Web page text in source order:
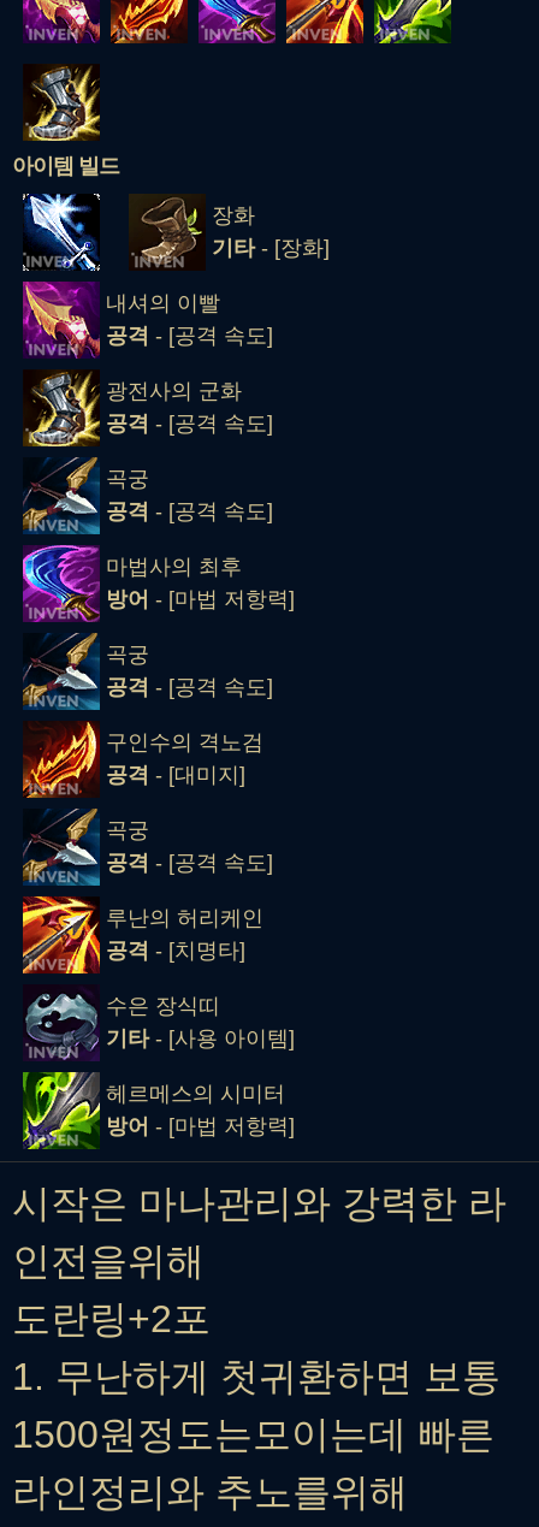
아이템 빌드
장화
기타- [장화]
내셔의 이빨
공격 - [공격 속도]
광전사의 군화
공격 - [공격 속도]
곡궁
공격 - [공격 속도]
마법사의 최후
방어 - [마법 저항력]
곡궁
공격 - [공격 속도]
구인수의 격노검
공격 - [대미지]
곡궁
공격 - [공격 속도]
루난의 허리케인
공격 - [치명타]
수은 장식띠
기타- [사용 아이템]
헤르메스의 시미터
방어 - [마법 저항력]
시작은 마나관리와 강력한 라
인전을위해
도란링+2포
1. 무난하게 첫귀환하면 보통
1500원정도는모이는데 빠른
라인정리와 추노를위해